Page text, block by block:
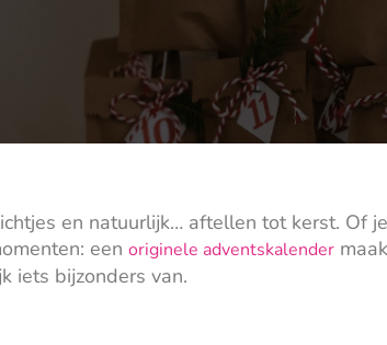
en natuurlijk… aftellen tot kerst. Of
een originele adventskalender
iets bijzonders van.